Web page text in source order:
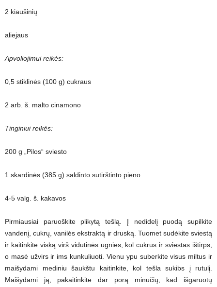
2 kiaušinių
aliejaus
Apvoliojimui reikės:
0,5 stiklinės (100 g) cukraus
2 arb. š. malto cinamono
Tinginiui reikės:
200 g „Pilos“ sviesto
1 skardinės (385 g) saldinto sutirštinto pieno
4-5 valg. š. kakavos
Pirmiausiai paruoškite plikytą tešlą. Į nedidelį puodą supilkite
vandenį, cukrų, vanilės ekstraktą ir druską. Tuomet sudėkite sviestą
ir kaitinkite viską virš vidutinės ugnies, kol cukrus ir sviestas ištirps,
o masė užvirs ir ims kunkuliuoti. Vienu ypu suberkite visus miltus ir
maišydami mediniu šaukštu kaitinkite, kol tešla sukibs į rutulį.
Maišydami ją, pakaitinkite dar porą minučių, kad išgaruotų